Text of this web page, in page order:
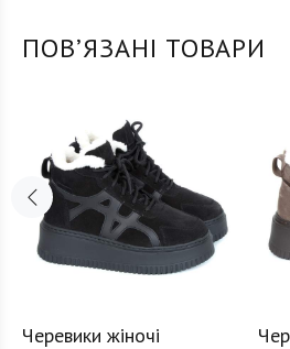
ПОВʼЯЗАНІ ТОВАРИ
Черевики жіночі